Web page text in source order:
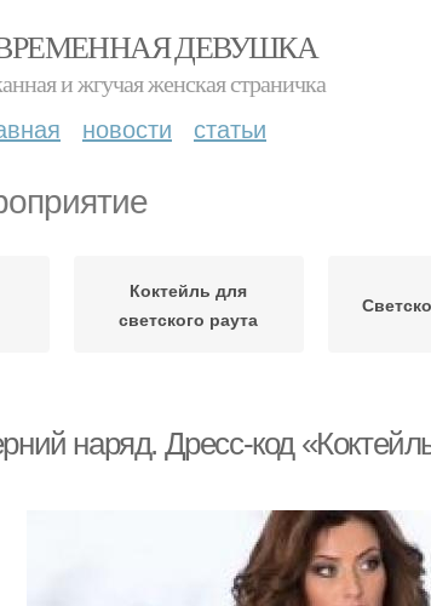
ДЕВУШКА
и жгучая женская страничка
новости статьи
Коктейль для
светского раута
наряд. Дресс-код